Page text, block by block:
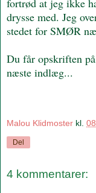
fortrød at jeg ikke
drysse med. Jeg
stedet for SMØR
Du får opskriften
næste indlæg...
Malou Klidmoster kl.
Del
4 kommentarer: